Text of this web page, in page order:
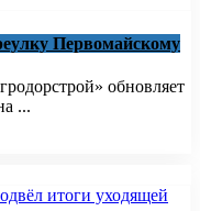
Первомайскому
обновляет
...